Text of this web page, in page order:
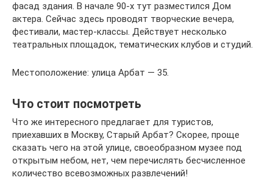
фасад здания. В начале 90-х тут разместился Дом
актера. Сейчас здесь проводят творческие вечера,
фестивали, мастер-классы. Действует несколько
театральных площадок, тематических клубов и студий.
Местоположение: улица Арбат — 35.
Что стоит посмотреть
Что же интересного предлагает для туристов,
приехавших в Москву, Старый Арбат? Скорее, проще
сказать чего на этой улице, своеобразном музее под
открытым небом, нет, чем перечислять бесчисленное
количество всевозможных развлечений!